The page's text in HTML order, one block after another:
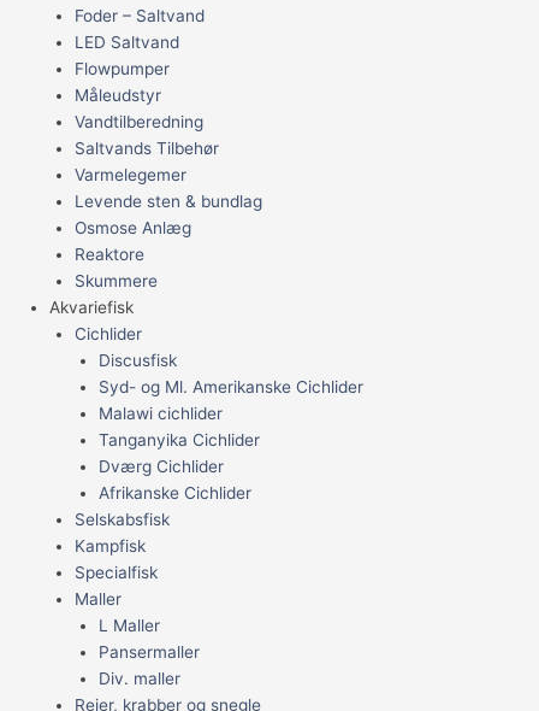
Foder – Saltvand
LED Saltvand
Flowpumper
Måleudstyr
Vandtilberedning
Saltvands Tilbehør
Varmelegemer
Levende sten & bundlag
Osmose Anlæg
Reaktore
Skummere
Akvariefisk
Cichlider
Discusfisk
Syd- og Ml. Amerikanske Cichlider
Malawi cichlider
Tanganyika Cichlider
Dværg Cichlider
Afrikanske Cichlider
Selskabsfisk
Kampfisk
Specialfisk
Maller
L Maller
Pansermaller
Div. maller
Rejer, krabber og snegle